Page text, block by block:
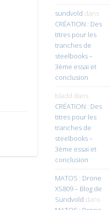
sundvold dans
CRÉATION : Des
titres pour les
tranches de
steelbooks –
3ème essai et
conclusion
bladd dans
CRÉATION : Des
titres pour les
tranches de
steelbooks –
3ème essai et
conclusion
MATOS : Drone
XS809 – Blog de
Sundvold dans